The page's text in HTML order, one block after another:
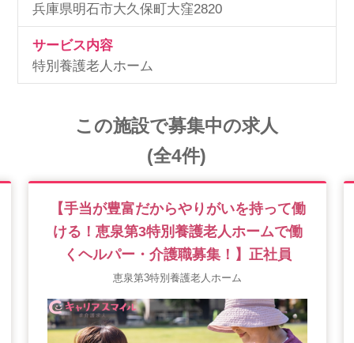
兵庫県明石市大久保町大窪2820
サービス内容
特別養護老人ホーム
この施設で募集中の求人
(全4件)
【手当が豊富だからやりがいを持って働
ける！恵泉第3特別養護老人ホームで働
くヘルパー・介護職募集！】正社員
恵泉第3特別養護老人ホーム